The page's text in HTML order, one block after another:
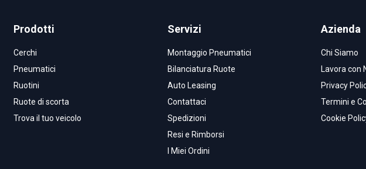
Prodotti
Cerchi
Pneumatici
Ruotini
Ruote di scorta
Trova il tuo veicolo
Servizi
Montaggio Pneumatici
Bilanciatura Ruote
Auto Leasing
Contattaci
Spedizioni
Resi e Rimborsi
I Miei Ordini
Azienda
Chi Siamo
Lavora con
Privacy
Termini e
Cookie